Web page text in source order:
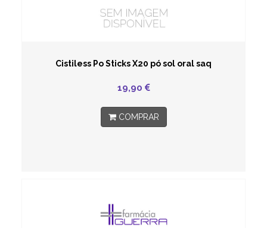
Cistiless Po Sticks X20 pó sol oral saq
19,90
COMPRAR